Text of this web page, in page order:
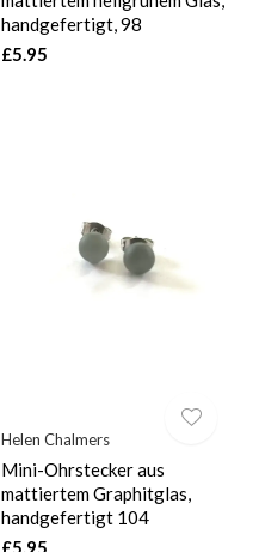
handgefertigt, 98
£5.95
Helen Chalmers
Mini-Ohrstecker aus
mattiertem Graphitglas,
handgefertigt 104
£5.95